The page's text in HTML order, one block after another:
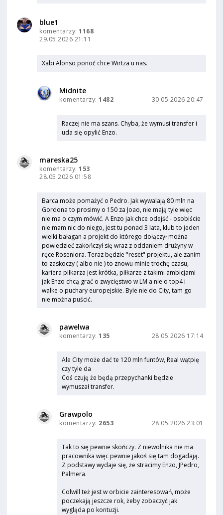
blue1
komentarzy:1168
29.05.2026 21:11
Xabi Alonso ponoć chce Wirtza u nas.
Midnite
komentarzy:1482 30.05.2026 20:47
Raczej nie ma szans. Chyba, że wymusi transfer i
uda się opylić Enzo.
mareska25
komentarzy:153
28.05.2026 01:58
Barca może pomażyć o Pedro. Jak wywalają 80 mln na
Gordona to prosimy o 150 za Joao, nie mają tyle więc
nie ma o czym mówić. A Enzo jak chce odejść - osobiście
nie mam nic do niego, jest tu ponad 3 lata, klub to jeden
wielki bałagan a projekt do którego dołączył można
powiedzieć zakończył się wraz z oddaniem drużyny w
ręce Roseniora. Teraz będzie "reset" projektu, ale zanim
to zaskoczy ( albo nie ) to znowu minie trochę czasu,
kariera piłkarza jest krótka, piłkarze z takimi ambicjami
jak Enzo chcą grać o zwycięstwo w LM a nie o top4 i
walke o puchary europejskie. Byle nie do City, tam go
nie można puścić.
pawelwa
komentarzy:135 28.05.2026 17:14
Ale City może dać te 120 mln funtów, Real wątpię
czy tyle da
Coś czuję że będą przepychanki będzie
wymuszał transfer.
Grawpolo
komentarzy: 2653 28.05.2026 23:01
Tak to się pewnie skończy. Z niewolnika nie ma
pracownika więc pewnie jakoś się tam dogadają.
Z podstawy wydaje się, że stracimy Enzo, JPedro,
Palmera.
Colwill też jest w orbicie zainteresowań, może
poczekają jeszcze rok, żeby zobaczyć jak
wygląda po kontuzji.